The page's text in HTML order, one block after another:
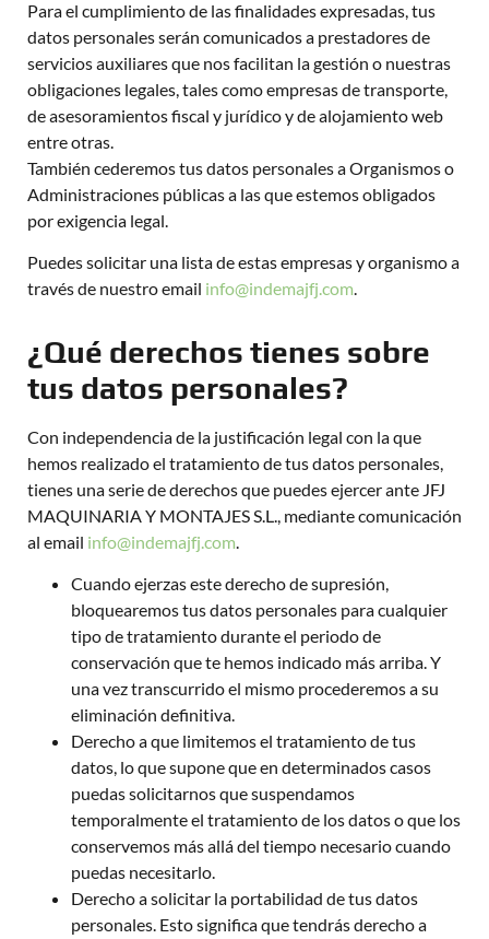
Para el cumplimiento de las finalidades expresadas, tus
datos personales serán comunicados a prestadores de
servicios auxiliares que nos facilitan la gestión o nuestras
obligaciones legales, tales como empresas de transporte,
de asesoramientos fiscal y jurídico y de alojamiento web
entre otras.
También cederemos tus datos personales a Organismos o
Administraciones públicas a las que estemos obligados
por exigencia legal.
Puedes solicitar una lista de estas empresas y organismo a
través de nuestro email info@indemajfj.com.
¿Qué derechos tienes sobre
tus datos personales?
Con independencia de la justificación legal con la que
hemos realizado el tratamiento de tus datos personales,
tienes una serie de derechos que puedes ejercer ante JFJ
MAQUINARIA Y MONTAJES S.L., mediante comunicación
al email info@indemajfj.com.
Cuando ejerzas este derecho de supresión,
bloquearemos tus datos personales para cualquier
tipo de tratamiento durante el periodo de
conservación que te hemos indicado más arriba. Y
una vez transcurrido el mismo procederemos a su
eliminación definitiva.
Derecho a que limitemos el tratamiento de tus
datos, lo que supone que en determinados casos
puedas solicitarnos que suspendamos
temporalmente el tratamiento de los datos o que los
conservemos más allá del tiempo necesario cuando
puedas necesitarlo.
Derecho a solicitar la portabilidad de tus datos
personales. Esto significa que tendrás derecho a